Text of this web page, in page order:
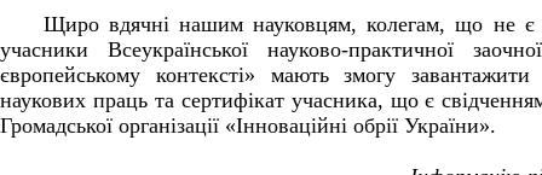
Щиро вдячні нашим науковцям, колегам, що не є
учасники Всеукраїнської науково-практичної
європейському контексті» мають змогу
наукових праць та сертифікат учасника, що є
Громадської організації «Інноваційні обрії України».